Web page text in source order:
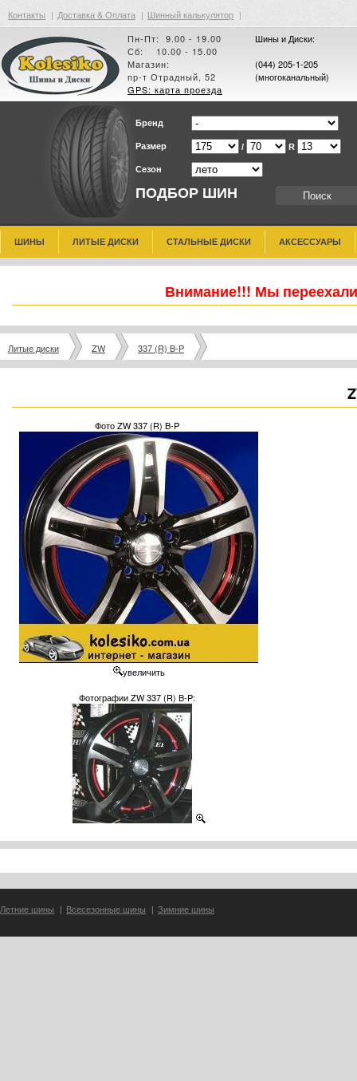
Контакты | Доставка & Оплата | Шинный калькулятор |
Пн-Пт: 9.00 - 19.00
Сб: 10.00 - 15.00
Магазин:
пр-т Отрадный, 52
GPS: карта проезда
Шины и Диски:
(044) 205-1-205
(многоканальный)
ПОДБОР ШИН
Бренд
Размер / R
Сезон
ШИНЫ ЛИТЫЕ ДИСКИ СТАЛЬНЫЕ ДИСКИ АКСЕССУАРЫ
Внимание!!! Мы
Литые диски ZW 337 (R) B-P
Фото ZW 337 (R) B-P
увеличить
Фотографии ZW 337 (R) B-P:
Летние шины | Всесезонные шины | Зимние шины